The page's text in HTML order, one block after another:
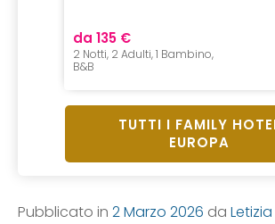
da 135 €
2 Notti, 2 Adulti, 1 Bambino,
B&B
TUTTI I FAMILY
EUROPA
Pubblicato in 2 Marzo 2026 da